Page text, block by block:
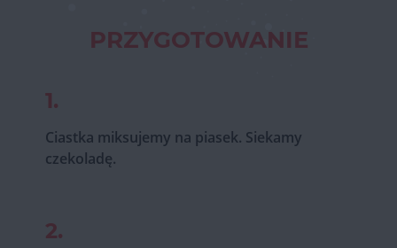
PRZYGOTOWANIE
1.
Ciastka miksujemy na piasek. Siekamy
czekoladę.
2.